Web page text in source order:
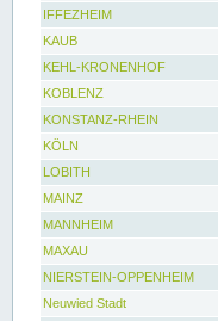
IFFEZHEIM
KAUB
KEHL-KRONENHOF
KOBLENZ
KONSTANZ-RHEIN
KÖLN
LOBITH
MAINZ
MANNHEIM
MAXAU
NIERSTEIN-OPPENHEIM
Neuwied Stadt